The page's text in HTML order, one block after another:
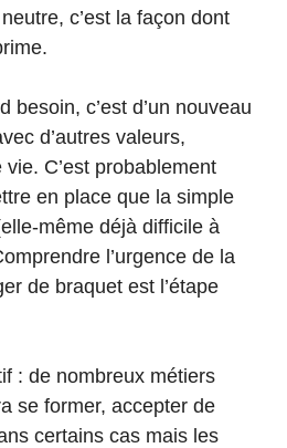
c’est la façon dont
besoin, c’est d’un nouveau
d’autres valeurs,
vie. C’est probablement
en place que la simple
même déjà difficile à
l’urgence de la
de braquet est l’étape
: de nombreux métiers
se former, accepter de
certains cas mais les